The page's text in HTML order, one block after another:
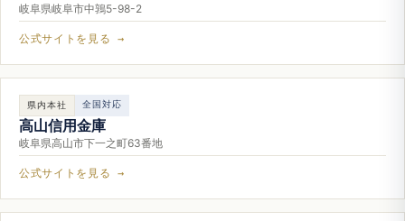
岐阜県岐阜市中鶉5-98-2
公式サイトを見る →
県内本社 全国対応
高山信用金庫
岐阜県高山市下一之町63番地
公式サイトを見る →